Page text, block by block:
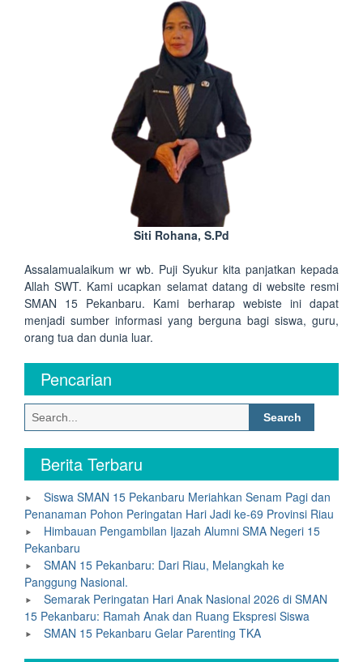
Siti Rohana, S.Pd
Assalamualaikum wr wb. Puji Syukur kita panjatkan kepada
Allah SWT. Kami ucapkan selamat datang di website resmi
SMAN 15 Pekanbaru. Kami berharap webiste ini dapat
menjadi sumber informasi yang berguna bagi siswa, guru,
orang tua dan dunia luar.
Pencarian
Search
for:
Berita Terbaru
Siswa SMAN 15 Pekanbaru Meriahkan Senam Pagi dan
Penanaman Pohon Peringatan Hari Jadi ke-69 Provinsi Riau
Himbauan Pengambilan Ijazah Alumni SMA Negeri 15
Pekanbaru
SMAN 15 Pekanbaru: Dari Riau, Melangkah ke
Panggung Nasional.
Semarak Peringatan Hari Anak Nasional 2026 di SMAN
15 Pekanbaru: Ramah Anak dan Ruang Ekspresi Siswa
SMAN 15 Pekanbaru Gelar Parenting TKA